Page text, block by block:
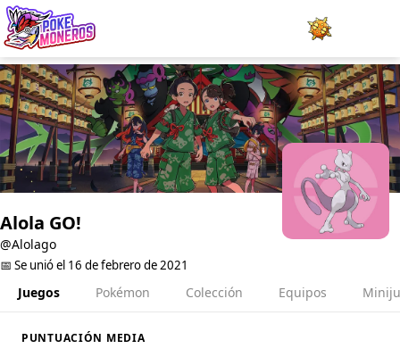
Juegos
Minijuegos
Pokédex
Tabla de Tipos
Naturalezas
Noticias
Alola GO!
@Alolago
📅 Se unió el 16 de febrero de 2021
Juegos Pokémon Colección Equipos
PUNTUACIÓN MEDIA